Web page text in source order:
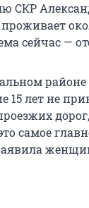
СКР
сейчас —
районе
лет не
самое